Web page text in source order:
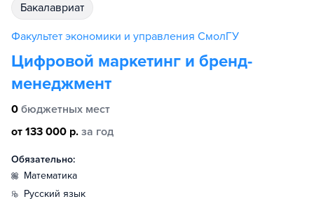
бакалавриат
Факультет экономики и управления СмолГУ
Цифровой маркетинг и бренд-
менеджмент
0 бюджетных мест
от 133 000 р. за год
Обязательно:
математика
русский язык